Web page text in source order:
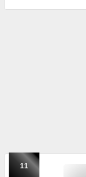
11